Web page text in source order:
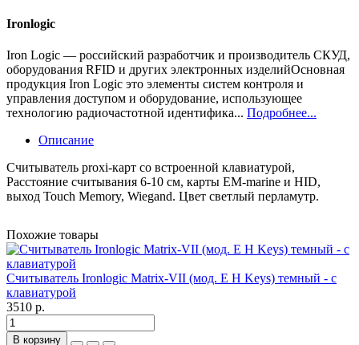
Ironlogic
Iron Logic — российский разработчик и производитель СКУД,
оборудования RFID и других электронных изделийОсновная
продукция Iron Logic это элементы систем контроля и
управления доступом и оборудование, использующее
технологию радиочастотной идентифика... Подробнее...
Описание
Считыватель proxi-карт со встроенной клавиатурой,
Расстояние считывания 6-10 см, карты EM-marine и HID,
выход Touch Memory, Wiegand. Цвет светлый перламутр.
Похожие товары
Считыватель Ironlogic Matrix-VII (мод. E H Keys) темный - с
клавиатурой
3510 р.
В корзину